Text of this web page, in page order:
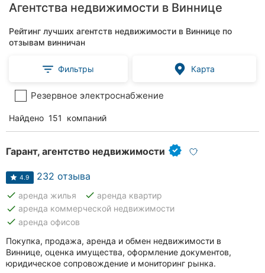
Агентства недвижимости в Виннице
Рейтинг лучших агентств недвижимости в Виннице по
отзывам винничан
Фильтры Карта
Резервное электроснабжение
Найдено 151 компаний
Гарант, агентство недвижимости
4.9 232 отзыва
done аренда жилья done аренда квартир
done аренда коммерческой недвижимости
done аренда офисов
Покупка, продажа, аренда и обмен недвижимости в
Виннице, оценка имущества, оформление документов,
юридическое сопровождение и мониторинг рынка.